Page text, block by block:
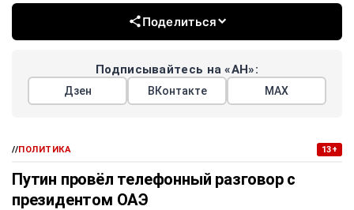
Поделиться
Подписывайтесь на «АН»:
Дзен ВКонтакте МАХ
//ПОЛИТИКА 13+
Путин провёл телефонный разговор с
президентом ОАЭ